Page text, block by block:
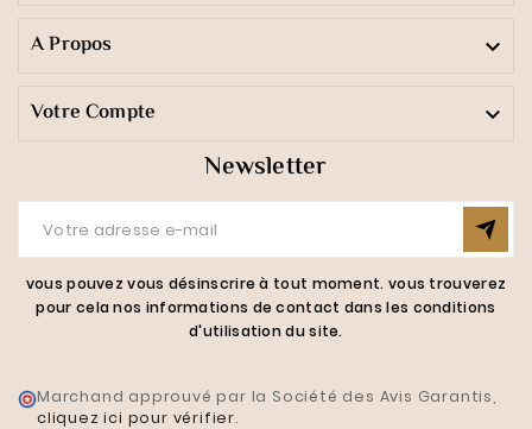
A Propos 
Votre Compte 
Newsletter
vous pouvez vous désinscrire à tout moment. vous trouverez
pour cela nos informations de contact dans les conditions
d'utilisation du site.
Marchand approuvé par la Société des Avis Garantis,
cliquez ici pour vérifier.